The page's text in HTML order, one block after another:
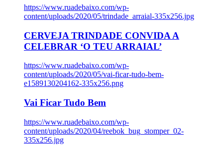
https://www.ruadebaixo.com/wp-
content/uploads/2020/05/trindade_arraial-335x256.jpg
CERVEJA TRINDADE CONVIDA A
CELEBRAR ‘O TEU ARRAIAL’
https://www.ruadebaixo.com/wp-
content/uploads/2020/05/vai-ficar-tudo-bem-
e1589130204162-335x256.png
Vai Ficar Tudo Bem
https://www.ruadebaixo.com/wp-
content/uploads/2020/04/reebok_bug_stomper_02-
335x256.jpg